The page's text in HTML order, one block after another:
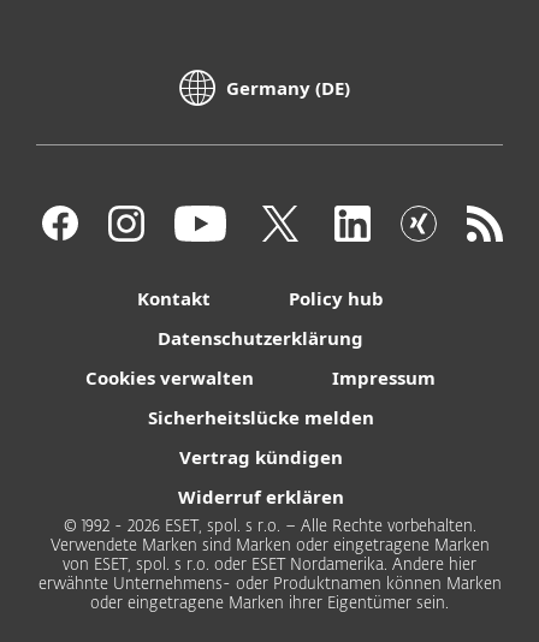
Germany (DE)
Kontakt
Policy hub
Datenschutzerklärung
Cookies verwalten
Impressum
Sicherheitslücke melden
Vertrag kündigen
Widerruf erklären
© 1992 - 2026 ESET, spol. s r.o. – Alle Rechte vorbehalten.
Verwendete Marken sind Marken oder eingetragene Marken
von ESET, spol. s r.o. oder ESET Nordamerika. Andere hier
erwähnte Unternehmens- oder Produktnamen können Marken
oder eingetragene Marken ihrer Eigentümer sein.